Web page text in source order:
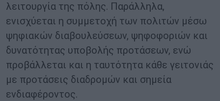
λειτουργία της πόλης. Παράλληλα,
ενισχύεται η συμμετοχή των πολιτών μέσω
ψηφιακών διαβουλεύσεων, ψηφοφοριών και
δυνατότητας υποβολής προτάσεων, ενώ
προβάλλεται και η ταυτότητα κάθε γειτονιάς
με προτάσεις διαδρομών και σημεία
ενδιαφέροντος.